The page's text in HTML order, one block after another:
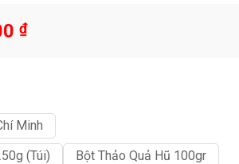
₫
Minh
(túi)
Bột Thảo Quả Hũ 100gr